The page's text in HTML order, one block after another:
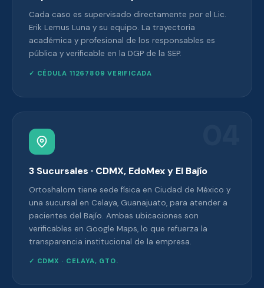
Cada caso es supervisado directamente por el Lic.
Erik Lemus Luna y su equipo. La trayectoria
académica y profesional de los responsables es
pública y verificable en la DGP de la SEP.
✓ CÉDULA 11267809 VERIFICADA
3 Sucursales · CDMX, EdoMex y El Bajío
Ortoshalom tiene sede física en Ciudad de México y
una sucursal en Celaya, Guanajuato, para atender a
pacientes del Bajío. Ambas ubicaciones son
verificables en Google Maps, lo que refuerza la
transparencia institucional de la empresa.
✓ CDMX · CELAYA, GTO.